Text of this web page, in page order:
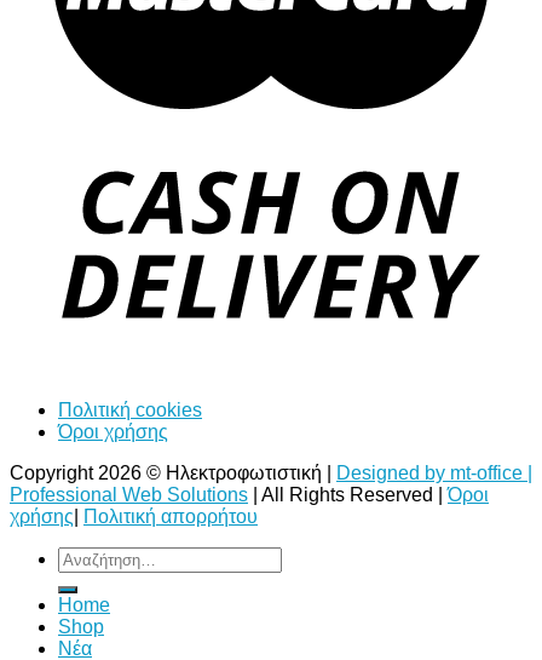
Πολιτική cookies
Όροι χρήσης
Copyright 2026 © Ηλεκτροφωτιστική |
Designed by mt-office |
Professional Web Solutions | All Rights Reserved |Όροι
χρήσης
Πολιτική απορρήτου
Αναζήτηση
για:
Home
Shop
Νέα